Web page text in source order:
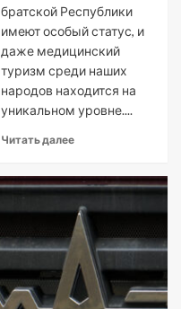
братской Республики
имеют особый статус, и
даже медицинский
туризм среди наших
народов находится на
уникальном уровне....
Читать далее